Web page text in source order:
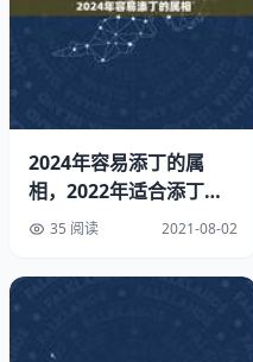
属羊的宝宝
属羊的宜避开『农历』的
属羊（未）与马（午），
属羊（未）与猪（亥）、
所以属羊的是在农历2月
（亥月），这三个月出生
2024年容易添丁的属
相，2022年适合添丁的
属相35 阅读 2021-08-02